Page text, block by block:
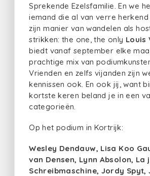
Sprekende Ezelsfamilie. En we
iemand die al van verre
zijn manier van wandelen als
strikken: the one, the only Louis
biedt vanaf september elke
prachtige mix van
Vrienden en zelfs vijanden zijn
kennissen ook. En ook jij, want
kortste keren beland je in een
categorieën.
Op het podium in Kortrijk:
Wesley Dendauw, Lisa Koo
van Densen, Lynn Absolon, La
Schreibmaschine, Jordy Spyt,